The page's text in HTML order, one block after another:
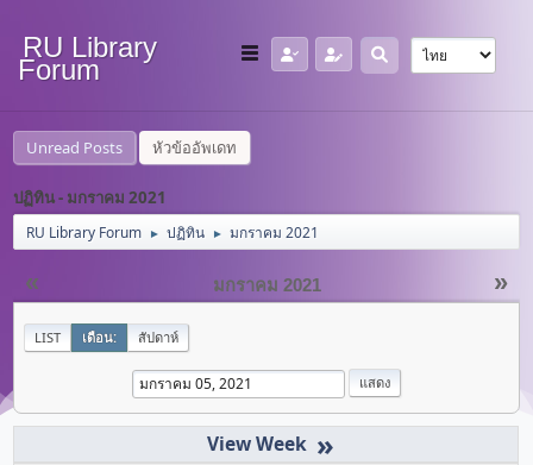
RU Library
Forum
Unread Posts หัวข้ออัพเดท
ปฏิทิน - มกราคม 2021
RU Library Forum ► ปฏิทิน ► มกราคม 2021
« »
มกราคม 2021
LIST เดือน: สัปดาห์
»